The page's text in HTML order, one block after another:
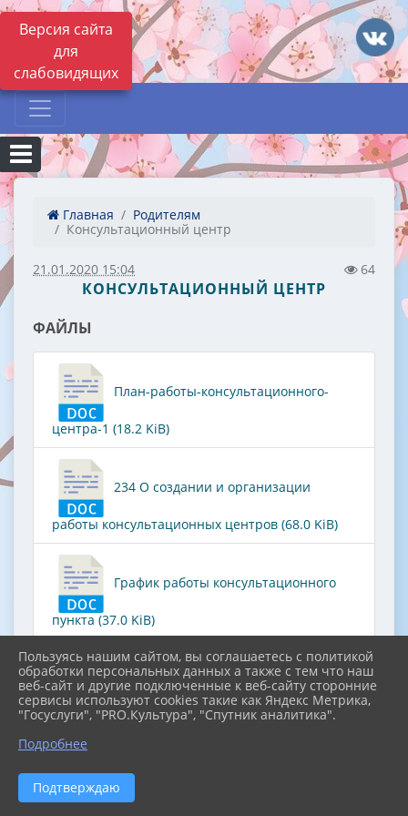
Версия сайта
для
слабовидящих
Главная
Родителям
Консультационный центр
21.01.2020 15:04 64
КОНСУЛЬТАЦИОННЫЙ ЦЕНТР
ФАЙЛЫ
План-работы-консультационного-
центра-1 (18.2 KiB)
234 О создании и организации
работы консультационных центров (68.0 KiB)
График работы консультационного
пункта (37.0 KiB)
Скачать все
2026 г. konstant-school.uo-simf.ru
Карта сайта
Политика обработки персональных данных
Пользуясь нашим сайтом, вы соглашаетесь с политикой
обработки персональных данных а также с тем что наш
веб-сайт и другие подключенные к веб-сайту сторонние
сервисы используют cookies такие как Яндекс Метрика,
"Госуслуги", "PRO.Культура", "Спутник аналитика".
Подробнее
Подтверждаю